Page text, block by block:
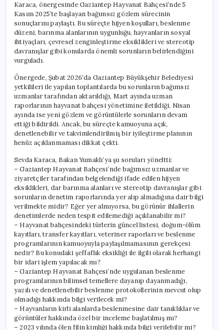
Karaca, önergesinde Gaziantep Hayvanat Bahçesi’nde 5
Kasım 2025’te başlayan bağımsız gözlem sürecinin
sonuçlarını paylaştı. Bu süreçte hijyen koşulları, beslenme
düzeni, barınma alanlarının uygunluğu, hayvanların sosyal
ihtiyaçları, çevresel zenginleştirme eksiklikleri ve stereotip
davranışlar gibi konularda önemli sorunların belirlendiğini
vurguladı.
Önergede, Şubat 2026’da Gaziantep Büyükşehir Belediyesi
yetkilileri ile yapılan toplantılarda bu sorunların bağımsız
uzmanlar tarafından aktarıldığı, Mart ayında uzman
raporlarının hayvanat bahçesi yönetimine iletildiği, Nisan
ayında ise yeni gözlem ve görüntülerle sorunların devam
ettiği bildirildi. Ancak, bu süreçte kamuoyuna açık,
denetlenebilir ve takvimlendirilmiş bir iyileştirme planının
henüz açıklanmaması dikkat çekti.
Sevda Karaca, Bakan Yumaklı’ya şu soruları yöneltti:
– Gaziantep Hayvanat Bahçesi’nde bağımsız uzmanlar ve
ziyaretçiler tarafından belgelendiği ifade edilen hijyen
eksiklikleri, dar barınma alanları ve stereotip davranışlar gibi
sorunların denetim raporlarında yer alıp almadığına dair bilgi
verilmekte midir? Eğer yer almıyorsa, bu görünür ihlallerin
denetimlerde neden tespit edilemediği açıklanabilir mi?
– Hayvanat bahçesindeki türlerin güncel listesi, doğum-ölüm
kayıtları, transfer kayıtları, veteriner raporları ve beslenme
programlarının kamuoyuyla paylaşılmamasının gerekçesi
nedir? Bu konudaki şeffaflık eksikliği ile ilgili olarak herhangi
bir idari işlem yapılacak mı?
– Gaziantep Hayvanat Bahçesi’nde uygulanan beslenme
programlarının bilimsel temellere dayanıp dayanmadığı,
yazılı ve denetlenebilir beslenme protokollerinin mevcut olup
olmadığı hakkında bilgi verilecek mi?
– Hayvanların kirli alanlarda beslenmesine dair tanıklıklar ve
görüntüler hakkında özel bir inceleme başlatılmış mı?
– 2023 yılında ölen filin kimliği hakkında bilgi verilebilir mi?